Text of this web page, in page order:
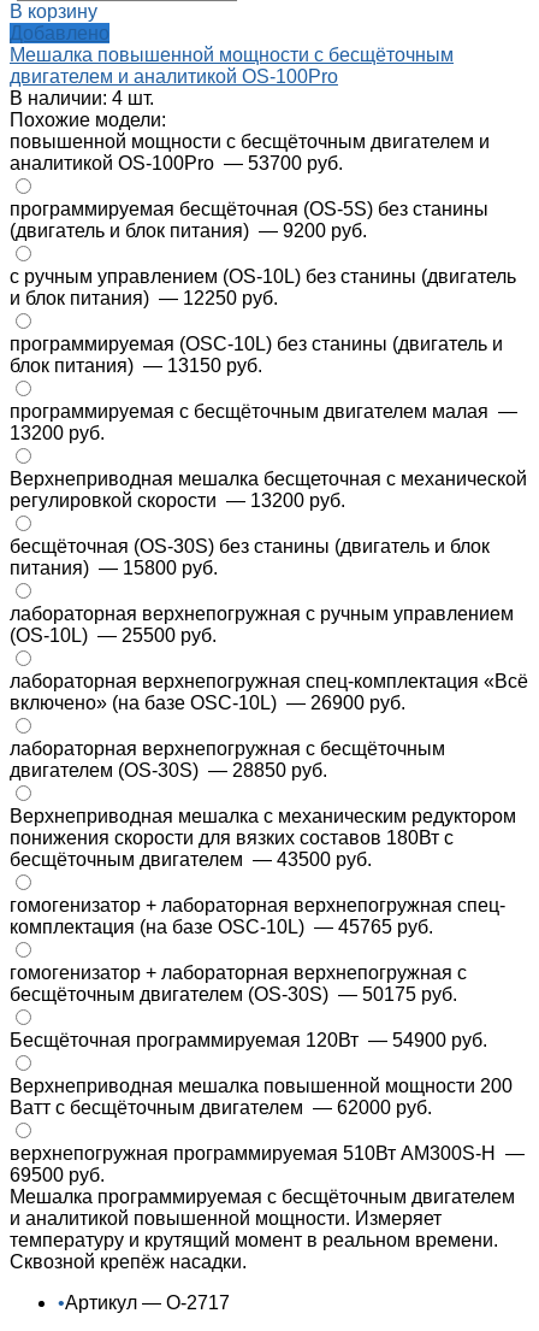
В корзину
Добавлено
Мешалка повышенной мощности с бесщёточным
двигателем и аналитикой OS-100Pro
В наличии: 4 шт.
Похожие модели:
повышенной мощности с бесщёточным двигателем и
аналитикой OS-100Pro — 53700 руб.
программируемая бесщёточная (OS-5S) без станины
(двигатель и блок питания) — 9200 руб.
с ручным управлением (OS-10L) без станины (двигатель
и блок питания) — 12250 руб.
программируемая (OSC-10L) без станины (двигатель и
блок питания) — 13150 руб.
программируемая с бесщёточным двигателем малая —
13200 руб.
Верхнеприводная мешалка бесщеточная с механической
регулировкой скорости — 13200 руб.
бесщёточная (OS-30S) без станины (двигатель и блок
питания) — 15800 руб.
лабораторная верхнепогружная с ручным управлением
(OS-10L) — 25500 руб.
лабораторная верхнепогружная спец-комплектация «Всё
включено» (на базе OSC-10L) — 26900 руб.
лабораторная верхнепогружная с бесщёточным
двигателем (OS-30S) — 28850 руб.
Верхнеприводная мешалка с механическим редуктором
понижения скорости для вязких составов 180Вт с
бесщёточным двигателем — 43500 руб.
гомогенизатор + лабораторная верхнепогружная спец-
комплектация (на базе OSC-10L) — 45765 руб.
гомогенизатор + лабораторная верхнепогружная с
бесщёточным двигателем (OS-30S) — 50175 руб.
Бесщёточная программируемая 120Вт — 54900 руб.
Верхнеприводная мешалка повышенной мощности 200
Ватт с бесщёточным двигателем — 62000 руб.
верхнепогружная программируемая 510Вт AM300S-H
—
69500 руб.
Мешалка программируемая с бесщёточным двигателем
и аналитикой повышенной мощности. Измеряет
температуру и крутящий момент в реальном времени.
Сквозной крепёж насадки.
•Артикул — О-2717